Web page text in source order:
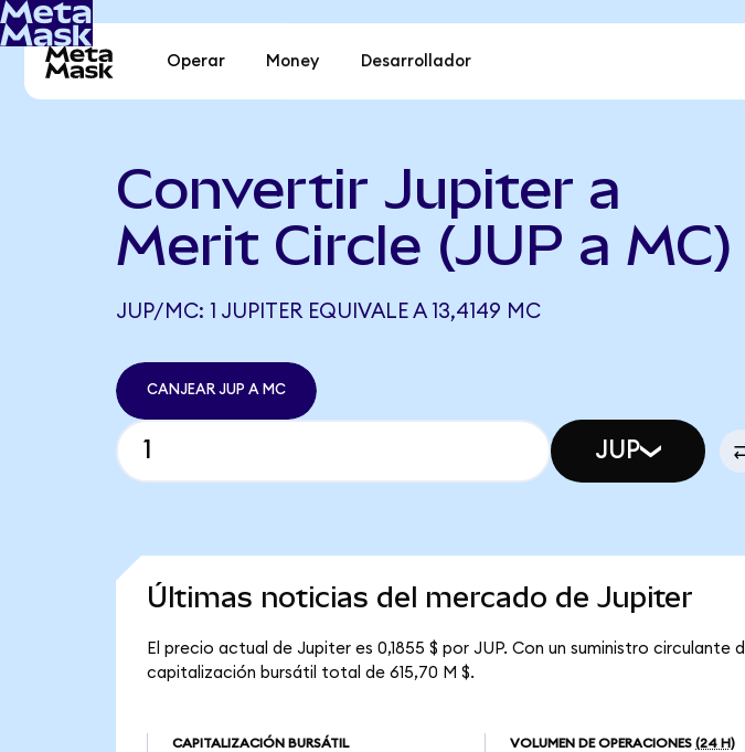
Operar Money Desarrollador
Convertir Jupiter a
Merit Circle (JUP a MC)
JUP/MC: 1 JUPITER EQUIVALE A 13,4149 MC
CANJEAR JUP A MC
JUP
Últimas noticias del mercado de Jupiter
El precio actual de Jupiter es 0,1855 $ por JUP. Con un suministro circulante
capitalización bursátil total de 615,70 M $.
CAPITALIZACIÓN BURSÁTIL VOLUMEN DE OPERACIONES (24 H)